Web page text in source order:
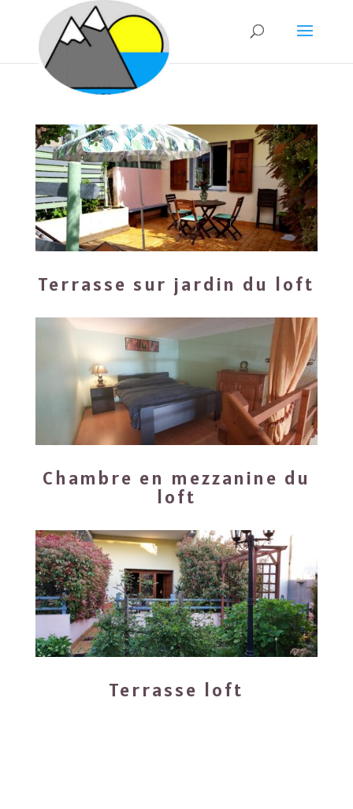
Terrasse sur jardin du loft
Chambre en mezzanine du
loft
Terrasse loft